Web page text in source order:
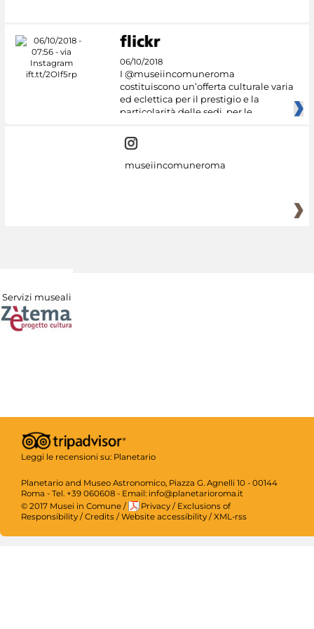
06/10/2018
I @museiincomuneroma
costituiscono un’offerta culturale varia
ed eclettica per il prestigio e la
particolarità delle sedi, per le
museiincomuneroma
Servizi museali
Leggi le recensioni su: Planetario
Planetario and Museo Astronomico, Piazza G. Agnelli 10 - 00144
Roma - Tel. +39 060608 - Email: info@planetarioroma.it
© 2017 Musei in Comune / Privacy / Exclusions of
Responsibility /Credits /Website accessibility /XML-rss